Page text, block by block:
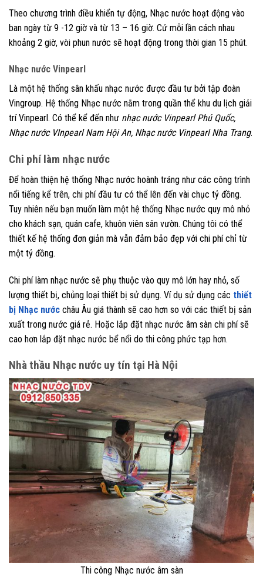
Theo chương trình điều khiển tự động, Nhạc nước hoạt động vào
ban ngày từ 9 -12 giờ và từ 13 – 16 giờ. Cứ mỗi lần cách nhau
khoảng 2 giờ, vòi phun nước sẽ hoạt động trong thời gian 15 phút.
Nhạc nước Vinpearl
Là một hệ thống sân khấu nhạc nước được đầu tư bởi tập đoàn
Vingroup. Hệ thống Nhạc nước nằm trong quần thể khu du lịch giải
trí Vinpearl. Có thể kể đến như nhạc nước Vinpearl Phú Quốc,
Nhạc nước VInpearl Nam Hội An, Nhạc nước Vinpearl Nha Trang.
Chi phí làm nhạc nước
Để hoàn thiện hệ thống Nhạc nước hoành tráng như các công trình
nổi tiếng kể trên, chi phí đầu tư có thể lên đến vài chục tỷ đồng.
Tuy nhiên nếu bạn muốn làm một hệ thống Nhạc nước quy mô nhỏ
cho khách sạn, quán cafe, khuôn viên sân vườn. Chúng tôi có thể
thiết kế hệ thống đơn giản mà vẫn đảm bảo đẹp với chi phí chỉ từ
một tỷ đồng.
Chi phí làm nhạc nước sẽ phụ thuộc vào quy mô lớn hay nhỏ, số
lượng thiết bị, chủng loại thiết bị sử dụng. Ví dụ sử dụng các thiết
bị Nhạc nước châu Âu giá thành sẽ cao hơn so với các thiết bị sản
xuất trong nước giá rẻ. Hoặc lắp đặt nhạc nước âm sàn chi phí sẽ
cao hơn lắp đặt nhạc nước bể nổi do thi công phức tạp hơn.
Nhà thầu Nhạc nước uy tín tại Hà Nội
Thi công Nhạc nước âm sàn